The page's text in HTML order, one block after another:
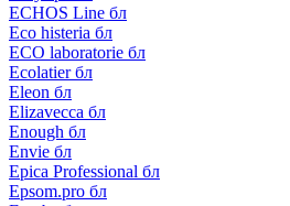
ECHOS Line бл
Eco histeria бл
ECO laboratorie бл
Ecolatier бл
Eleon бл
Elizavecca бл
Enough бл
Envie бл
Epica Professional бл
Epsom.pro бл